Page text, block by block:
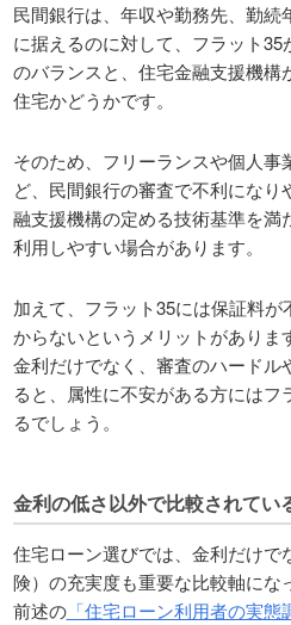
民間銀行は、年収や勤務先、勤
に据えるのに対して、フラット
のバランスと、住宅金融支援機構
住宅かどうかです。
そのため、フリーランスや個人事
ど、民間銀行の審査で不利にな
融支援機構の定める技術基準を満
利用しやすい場合があります。
加えて、フラット35には保証料
からないというメリットがありま
金利だけでなく、審査のハードル
ると、属性に不安がある方には
るでしょう。
金利の低さ以外で比較されてい
住宅ローン選びでは、金利だけで
険）の充実度も重要な比較軸にな
前述の「住宅ローン利用者の実態